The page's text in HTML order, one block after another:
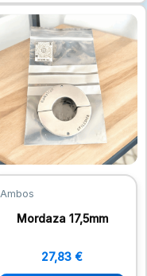
Ambos
Mordaza 17,5mm
27,83 €